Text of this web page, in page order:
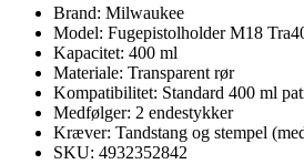
Brand: Milwaukee
Model: Fugepistolholder M18
Kapacitet: 400 ml
Materiale: Transparent rør
Kompatibilitet: Standard 400 ml
Medfølger: 2 endestykker
Kræver: Tandstang og stempel
SKU: 4932352842